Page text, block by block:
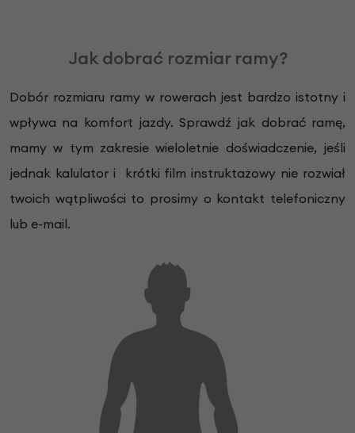
Jak dobrać rozmiar ramy?
Dobór rozmiaru ramy w rowerach jest bardzo istotny i
wpływa na komfort jazdy. Sprawdź jak dobrać ramę,
mamy w tym zakresie wieloletnie doświadczenie, jeśli
jednak kalulator i krótki film instruktażowy nie rozwiał
twoich wątpliwości to prosimy o kontakt telefoniczny
lub e-mail.